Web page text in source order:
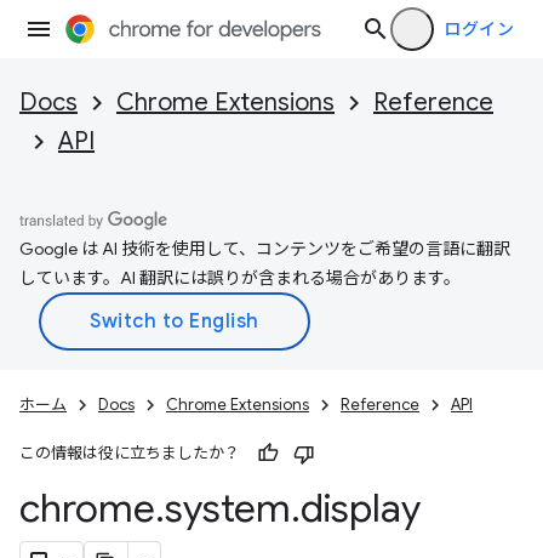
ログイン
Docs Chrome Extensions
Reference
API
Google は AI 技術を使用して、コンテンツをご希望の言語に翻訳
しています。AI 翻訳には誤りが含まれる場合があります。
ホーム Docs Chrome Extensions Reference API
この情報は役に立ちましたか？
chrome.system.display